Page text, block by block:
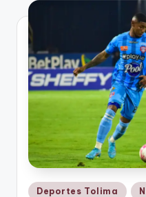
V
n
o
n
t
o
Publicado
Deportes Tolima